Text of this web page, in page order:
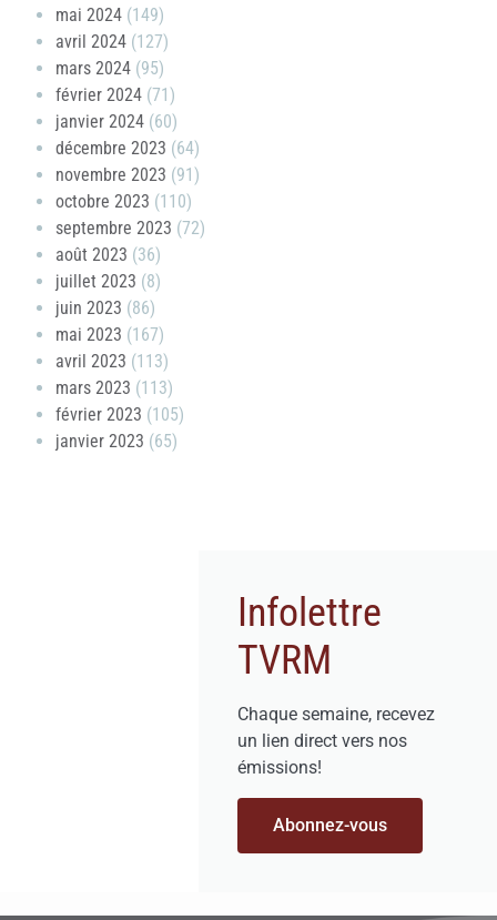
mai 2024 (149)
avril 2024 (127)
mars 2024 (95)
février 2024 (71)
janvier 2024 (60)
décembre 2023 (64)
novembre 2023 (91)
octobre 2023 (110)
septembre 2023 (72)
août 2023 (36)
juillet 2023 (8)
juin 2023 (86)
mai 2023 (167)
avril 2023 (113)
mars 2023 (113)
février 2023 (105)
janvier 2023 (65)
Infolettre
TVRM
Chaque semaine, recevez
un lien direct vers nos
émissions!
Abonnez-vous